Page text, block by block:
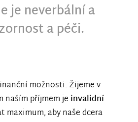
je neverbální a
a péči.
možnosti. Žijeme v
naším příjmem je invalidní
maximum, aby naše dcera